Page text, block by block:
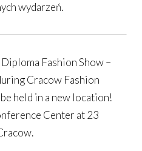
wydarzeń.
Fashion Show –
Cracow Fashion
held in a new location!
Center at 23